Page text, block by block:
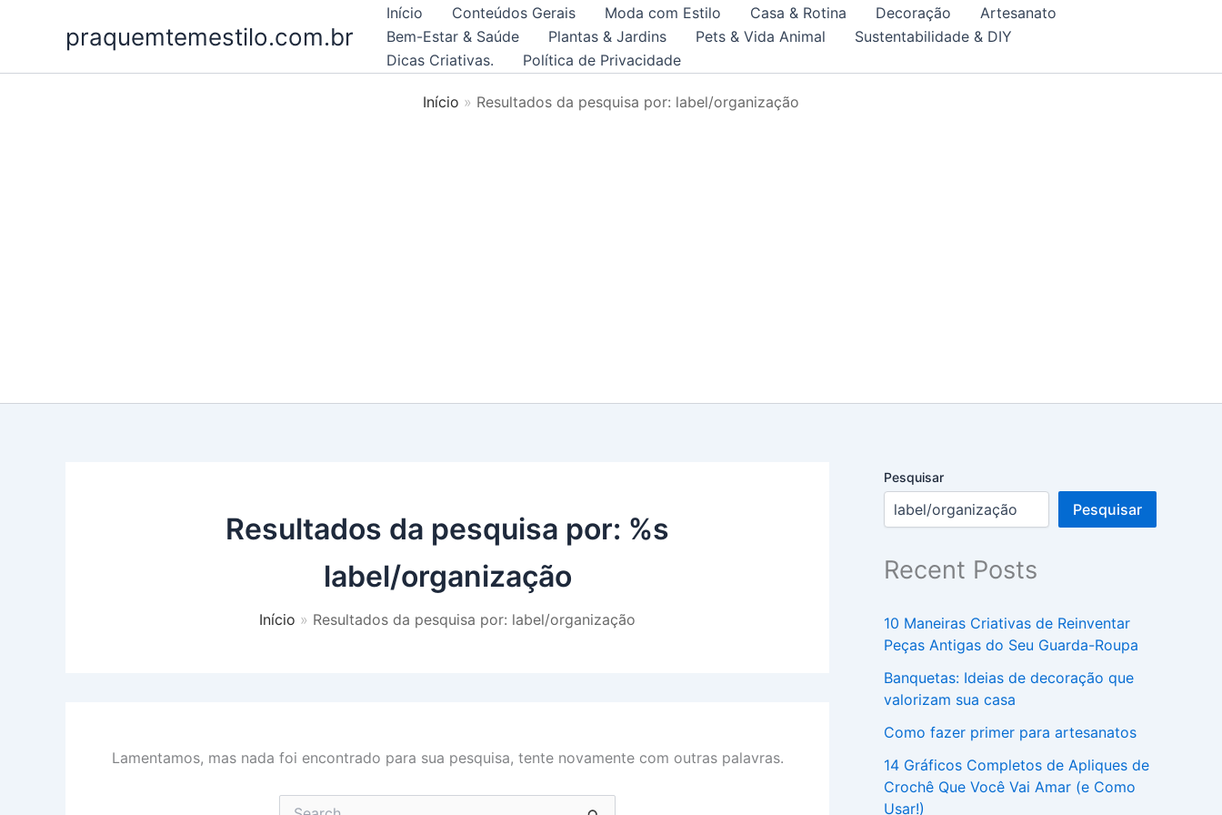
praquemtemestilo.com.br
Início Conteúdos Gerais Moda com Estilo Casa & Rotina Decoração
Artesanato
Bem-Estar & Saúde
Plantas & Jardins Pets & Vida Animal
Sustentabilidade & DIY
Dicas Criativas.
Política de Privacidade
Início Resultados da pesquisa por: label/organização
Resultados da pesquisa por: %s
label/organização
Início Resultados da pesquisa por: label/organização
Lamentamos, mas nada foi encontrado para sua pesquisa, tente novamente com outras palavras.
Pesquisar
Pesquisar
Recent Posts
10 Maneiras Criativas de Reinventar
Peças Antigas do Seu Guarda-Roupa
Banquetas: Ideias de decoração que
valorizam sua casa
Como fazer primer para artesanatos
14 Gráficos Completos de Apliques de
Crochê Que Você Vai Amar (e Como
Usar!)